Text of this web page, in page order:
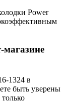
Power
магазине
1324 в
быть уверены